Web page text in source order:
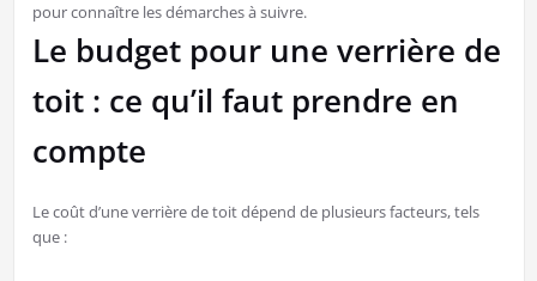
pour connaître les démarches à suivre.
Le budget pour une verrière de
toit : ce qu’il faut prendre en
compte
Le coût d’une verrière de toit dépend de plusieurs facteurs, tels
que :